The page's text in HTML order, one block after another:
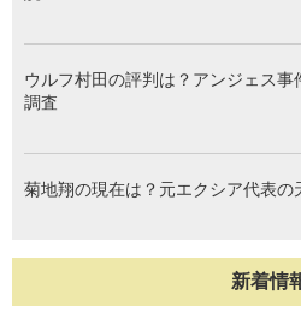
ウルフ村田の評判は？アンジェス
調査
菊地翔の現在は？元エクシア代表の
新着情